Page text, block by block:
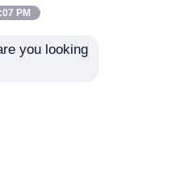
3003 3105 5052
অ্যালুমিনিয়াম কয়েল স্টক
জলরোধী সিঁড়ির জন্য
PM
you looking